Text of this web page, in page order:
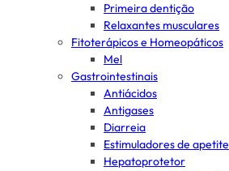
Primeira dentição
Relaxantes musculares
Fitoterápicos e Homeopáticos
Mel
Gastrointestinais
Antiácidos
Antigases
Diarreia
Estimuladores de apetite
Hepatoprotetor